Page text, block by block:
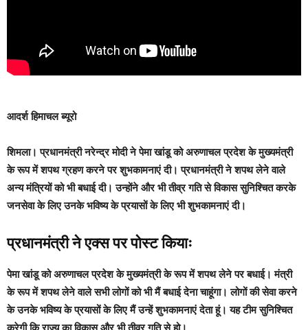
आदर्श हिमाचल ब्यूरो
शिमला। प्रधानमंत्री नरेन्द्र मोदी ने पेमा खांडू को अरुणाचल प्रदेश के मुख्यमंत्री
के रूप में शपथ ग्रहण करने पर शुभकामनाएं दी। प्रधानमंत्री ने शपथ लेने वाले
अन्य मंत्रियों को भी बधाई दी। उन्होंने और भी तीव्र गति से विकास सुनिश्चित करके
जनसेवा के लिए उनके भविष्य के प्रयासों के लिए भी शुभकामनाएं दी।
प्रधानमंत्री ने एक्स पर पोस्ट कियाः
पेमा खांडू को अरुणाचल प्रदेश के मुख्यमंत्री के रूप में शपथ लेने पर बधाई। मंत्री
के रूप में शपथ लेने वाले सभी लोगों को भी मैं बधाई देना चाहूंगा। लोगों की सेवा करने
के उनके भविष्य के प्रयासों के लिए मैं उन्हें शुभकामनाएं देता हूं। यह टीम सुनिश्चित
करेगी कि राज्य का विकास और भी तीव्र गति से हो।